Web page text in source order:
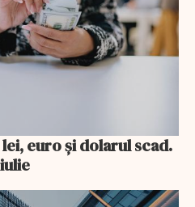
euro și dolarul scad.